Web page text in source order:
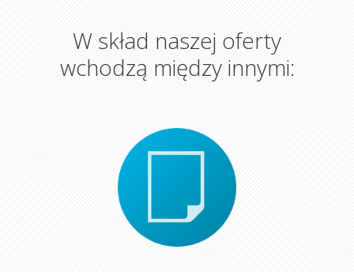
W skład naszej oferty
wchodzą między innymi: